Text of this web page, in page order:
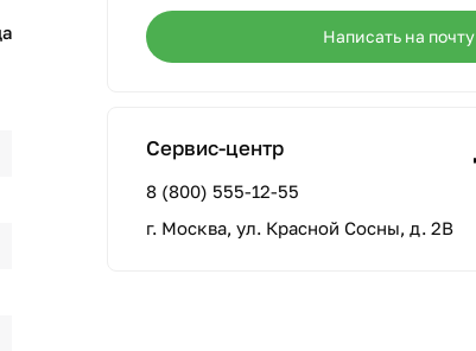
Написать на почту
Сервис-центр
8 (800) 555-12-55
г. Москва, ул. Красной Сосны, д. 2В